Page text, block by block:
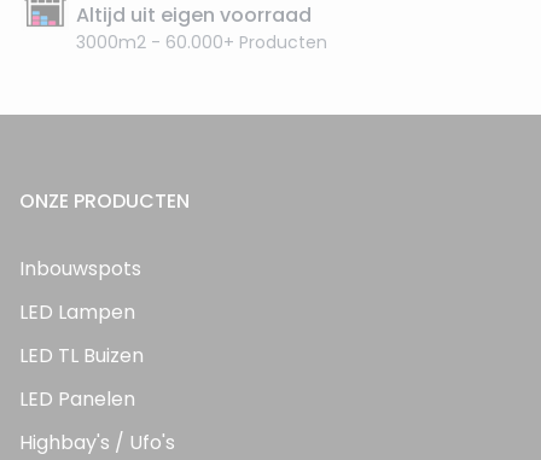
Altijd uit eigen voorraad
3000m2 - 60.000+ Producten
ONZE PRODUCTEN
Inbouwspots
LED Lampen
LED TL Buizen
LED Panelen
Highbay's / Ufo's